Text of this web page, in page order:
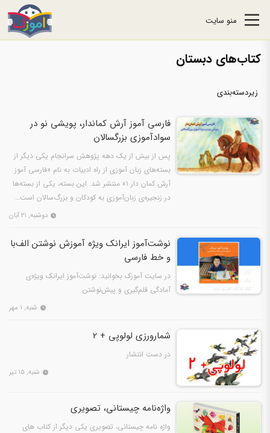
منو سایت
کتاب‌های دبستان
زیردسته‌بندی
فارسی آموز آرش کماندار، پویشی نو در
سوادآموزی بزرگسالان
پس از بیش از یک دهه پژوهش سرانجام یکی دیگر از
بسته‌های زبان آموزی از راه ادبیات به نام «فارسی آموز
آرش کمان دار ۱» منتشر شد. این بسته، یکی از بسته‌ها
در زنجیره‌ی زبان‌آموزی به کودکان و بزرگ‌سالان است…
دوشنبه, ۲۱ آبان
نوشت‌آموز ایرانک ویژه آموزش نوشتن الف‌با
و خط فارسی
در سایت آموزک بخوانید: نوشت‌آموز ایرانک ویژه‌ی
آمادگى قلم‌گیرى و پیش‌نوشتن
شنبه, ۱ مهر
شمارورزی لولوپی + 2
در دست انتشار
شنبه, ۱۵ تیر
واژه‌نامه چیستانی، تصویری
واژه نامه چیستانی، تصویری يکى ديگر از کتاب هاى